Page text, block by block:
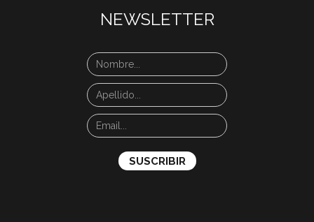
NEWSLETTER